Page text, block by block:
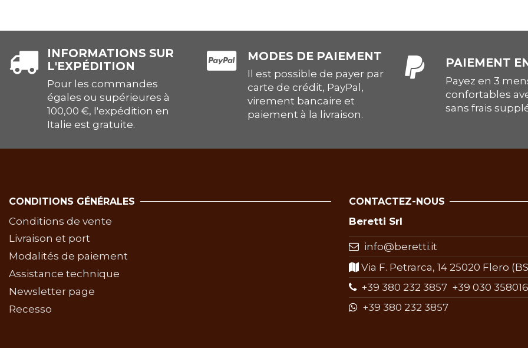
INFORMATIONS SUR
L'EXPÉDITION
Pour les commandes
égales ou supérieures à
100,00 €, l'expédition en
Italie est gratuite.
MODES DE PAIEMENT
Il est possible de payer par
carte de crédit, PayPal,
virement bancaire et
paiement à la livraison.
PAIEMENT
Payez en 3
confortables
sans frais
CONDITIONS GÉNÉRALES
Conditions de vente
Livraison et port
Modalités de paiement
Assistance technique
Newsletter page
Recesso
CONTACTEZ-NOUS
Beretti Srl
info@beretti.it
Via F. Petrarca, 14 25020 Flero
+39 380 232 3857+39 030
+39 380 232 3857